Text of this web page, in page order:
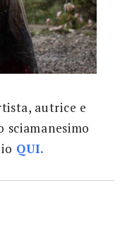
autrice e
QUI.